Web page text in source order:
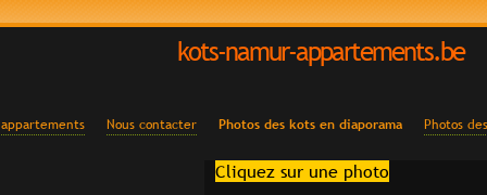
kots-namur-appartements.be
Nous contacter Photos des kots en diaporama Photos
Cliquez sur une photo